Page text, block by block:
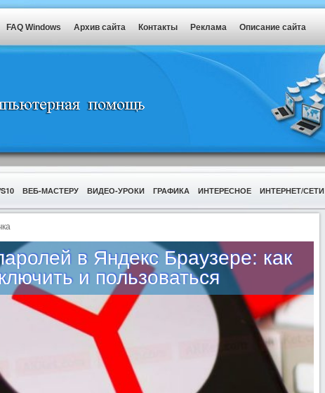
FAQ Windows Архив сайта Контакты Реклама Описание сайта
ВЕБ-МАСТЕРУ ВИДЕО-УРОКИ ГРАФИКА ИНТЕРЕСНОЕ ИНТЕРНЕТ/СЕТИ
в Яндекс Браузере: как
и пользоваться